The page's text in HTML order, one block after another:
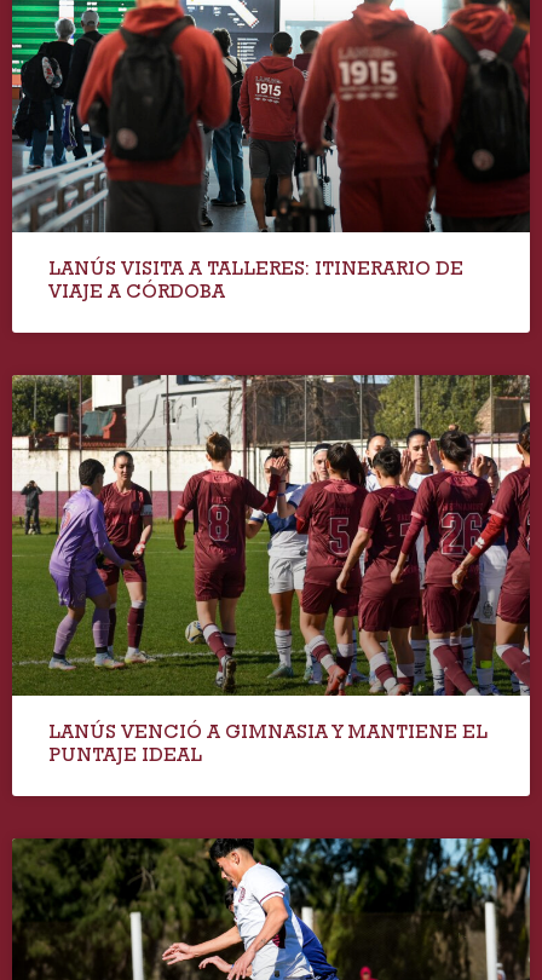
LANÚS VISITA A TALLERES: ITINERARIO DE
VIAJE A CÓRDOBA
LANÚS VENCIÓ A GIMNASIA Y MANTIENE EL
PUNTAJE IDEAL